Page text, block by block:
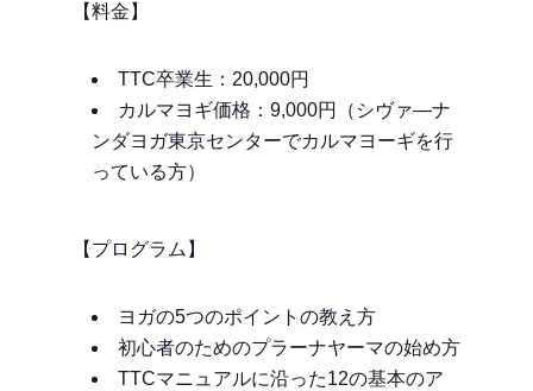
【料金】
TTC卒業生：20,000円
カルマヨギ価格：9,000円（シヴァ―ナ
ンダヨガ東京センターでカルマヨーギを行
っている方）
【プログラム】
ヨガの5つのポイントの教え方
初心者のためのプラーナヤーマの始め方
TTCマニュアルに沿った12の基本のア